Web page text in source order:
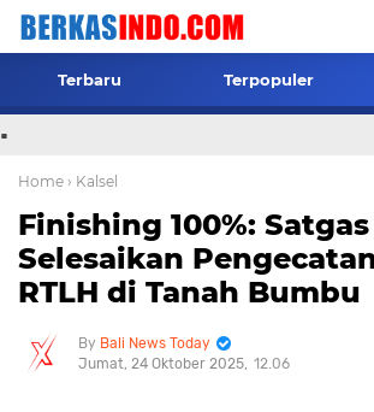
Terbaru Terpopuler
.
Home › Kalsel
Finishing 100%:
Selesaikan
RTLH di Tanah Bumbu
Bali News Today
Jumat, 24 Oktober 2025 12.06